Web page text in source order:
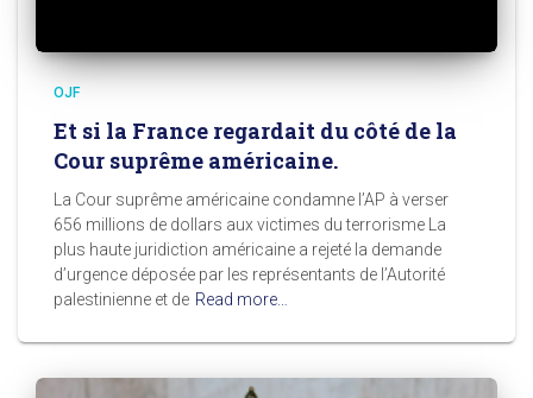
OJF
Et si la France regardait du côté de la
Cour suprême américaine.
La Cour suprême américaine condamne l’AP à verser
656 millions de dollars aux victimes du terrorisme La
plus haute juridiction américaine a rejeté la demande
d’urgence déposée par les représentants de l’Autorité
palestinienne et de Read more…